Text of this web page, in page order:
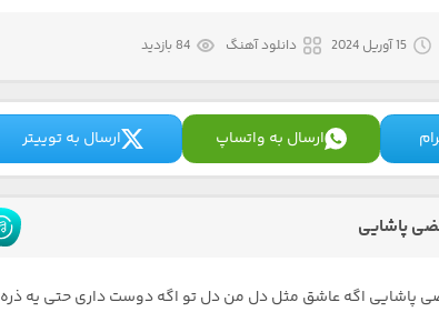
15 آوریل 2024 دانلود آهنگ 84 بازدید
ارسال به واتساپ ارسال به توییتر
پاشایی
پاشایی اگه عاشق مثل دل من دل تو اگه دوست داری حتی یه ذره